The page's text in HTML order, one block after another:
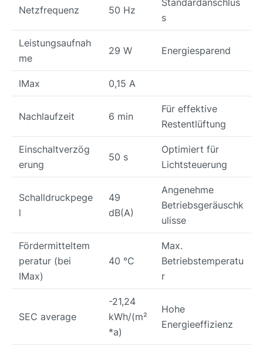
Netzfrequenz 50 Hz
s
Leistungsaufnah
me
29 W Energiesparend
IMax 0,15 A
Nachlaufzeit 6 min
Für effektive
Restentlüftung
Einschaltverzög
erung
50 s
Optimiert für
Lichtsteuerung
Schalldruckpege
l
49
dB(A)
Angenehme
Betriebsgeräuschk
ulisse
Fördermitteltem
peratur (bei
IMax)
40 °C
Max.
Betriebstemperatu
r
SEC average
-21,24
kWh/(m²
*a)
Hohe
Energieeffizienz